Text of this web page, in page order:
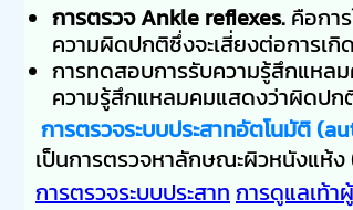
การตรวจ Ankle reflexes. คือกา
ความผิดปกติซึ่งจะเสี่ยงต่อการเ
การทดสอบการรับความรู้สึกแหล
ความรู้สึกแหลมคมแสดงว่าผิดปก
การตรวจระบบประสาทอัตโนมัติ
เป็นการตรวจหาลักษณะผิวหนังแห้
การตรวจระบบประสาทการดูแลเท้า